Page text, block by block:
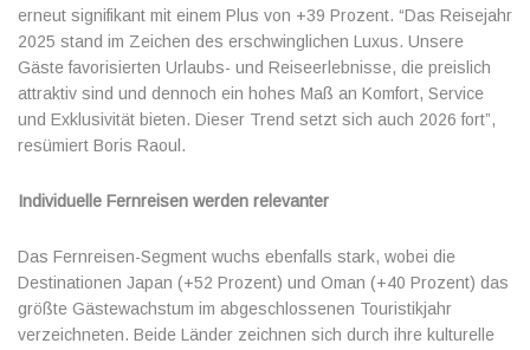
erneut signifikant mit einem Plus von +39 Prozent. “Das Reisejahr
2025 stand im Zeichen des erschwinglichen Luxus. Unsere
Gäste favorisierten Urlaubs- und Reiseerlebnisse, die preislich
attraktiv sind und dennoch ein hohes Maß an Komfort, Service
und Exklusivität bieten. Dieser Trend setzt sich auch 2026 fort”,
resümiert Boris Raoul.
Individuelle Fernreisen werden relevanter
Das Fernreisen-Segment wuchs ebenfalls stark, wobei die
Destinationen Japan (+52 Prozent) und Oman (+40 Prozent) das
größte Gästewachstum im abgeschlossenen Touristikjahr
verzeichneten. Beide Länder zeichnen sich durch ihre kulturelle